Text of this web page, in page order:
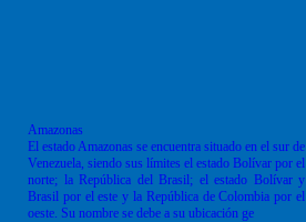
Amazonas
El estado Amazonas se encuentra situado en el sur de
Venezuela, siendo sus límites el estado Bolívar por el
norte; la República del Brasil; el estado Bolívar y
Brasil por el este y la República de Colombia por el
oeste. Su nombre se debe a su ubicación ge